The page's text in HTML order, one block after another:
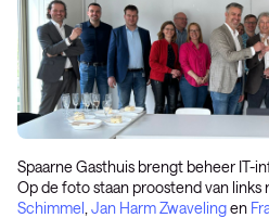
Spaarne Gasthuis brengt beheer IT-
Op de foto staan proostend van links
Schimmel Jan Harm Zwavelingen